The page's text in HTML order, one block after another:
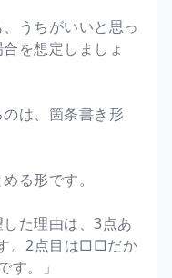
うちがいいと思っ
を想定しましょ
は、箇条書き形
る形です。
た理由は、3点あ
。2点目は□□だか
。」